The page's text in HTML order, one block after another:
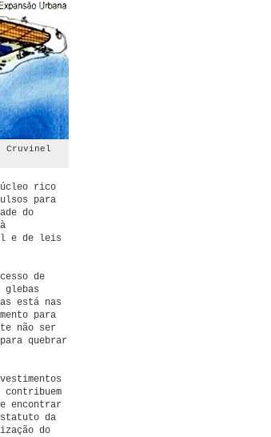
Cruvinel
rico
para
do
e de leis
de
glebas
está nas
para
não ser
quebrar
encontrar
da
do